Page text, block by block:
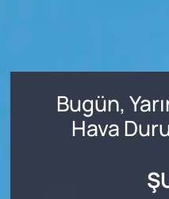
Bugün,
Hava
SİYASET
Son Dakika Haberleri